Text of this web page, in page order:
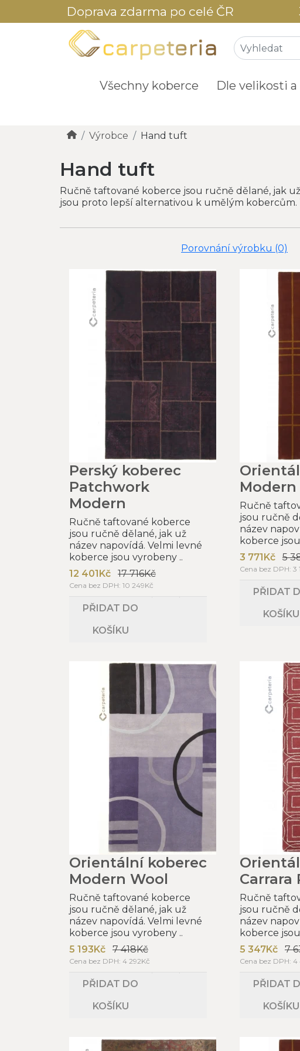
Doprava zdarma po celé ČR
Všechny koberce Dle velikosti a
Výrobce Hand tuft
Hand tuft
Ručně taftované koberce jsou ručně dělané, jak
jsou proto lepší alternativou k umělým
Porovnání výrobku (0)
Perský koberec
Patchwork
Modern
Ručně taftované koberce
jsou ručně dělané, jak už
název napovídá. Velmi levné
koberce jsou vyrobeny ..
12 401Kč
17 716Kč
Cena bez DPH: 10 249Kč
PŘIDAT DO
KOŠÍKU
Modern
Ručně
jsou ručně
název
koberce
3 771Kč
5
Cena bez DPH: 3
PŘIDAT
KOŠÍKU
Orientální koberec
Modern Wool
Ručně taftované koberce
jsou ručně dělané, jak už
název napovídá. Velmi levné
koberce jsou vyrobeny ..
5 193Kč
7 418Kč
Cena bez DPH: 4 292Kč
PŘIDAT DO
KOŠÍKU
Carrara
Ručně
jsou ručně
název
koberce
5 347Kč
7
Cena bez DPH: 4
PŘIDAT
KOŠÍKU